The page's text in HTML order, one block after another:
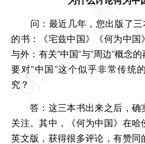
问：最近几年，您出版了三
的书：《宅兹中国》《何为中国
与外：有关“中国”与“周边”概念
要对“中国”这个似乎非常传统
究？
答：这三本书出来之后，确
关注。其中，《何为中国》在哈
英文版，获得很多评论，有赞同